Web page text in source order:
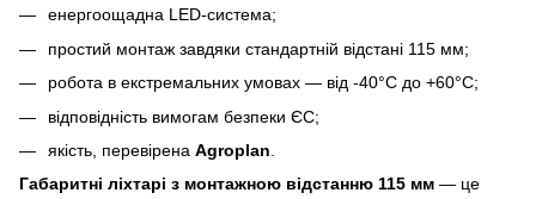
енергоощадна LED-система;
простий монтаж завдяки стандартній відстані 115 мм;
робота в екстремальних умовах — від -40°C до +60°C;
відповідність вимогам безпеки ЄС;
якість, перевірена Agroplan
Габаритні ліхтарі з монтажною відстанню 115 мм — це